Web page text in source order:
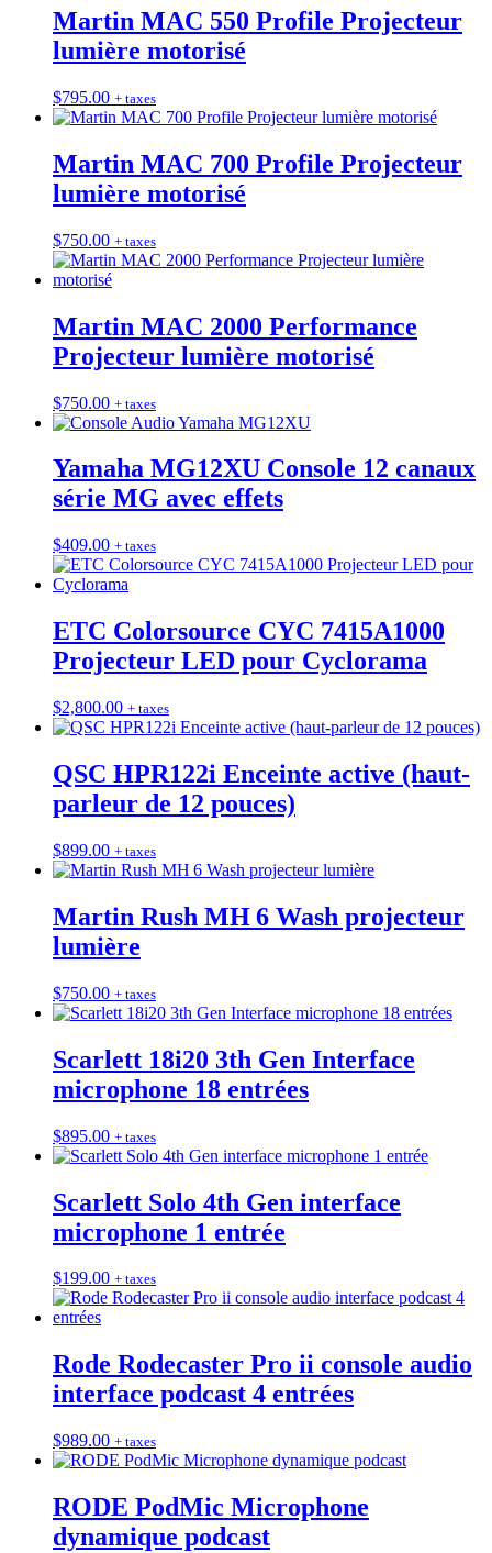
Martin MAC 550 Profile Projecteur
lumière motorisé
$795.00 + taxes
Martin MAC 700 Profile Projecteur
lumière motorisé
$750.00 + taxes
Martin MAC 2000 Performance
Projecteur lumière motorisé
$750.00 + taxes
Yamaha MG12XU Console 12 canaux
série MG avec effets
$409.00 + taxes
ETC Colorsource CYC 7415A1000
Projecteur LED pour Cyclorama
$2,800.00 + taxes
QSC HPR122i Enceinte active (haut-
parleur de 12 pouces)
$899.00 + taxes
Martin Rush MH 6 Wash projecteur
lumière
$750.00 + taxes
Scarlett 18i20 3th Gen Interface
microphone 18 entrées
$895.00 + taxes
Scarlett Solo 4th Gen interface
microphone 1 entrée
$199.00 + taxes
Rode Rodecaster Pro ii console audio
interface podcast 4 entrées
$989.00 + taxes
RODE PodMic Microphone
dynamique podcast